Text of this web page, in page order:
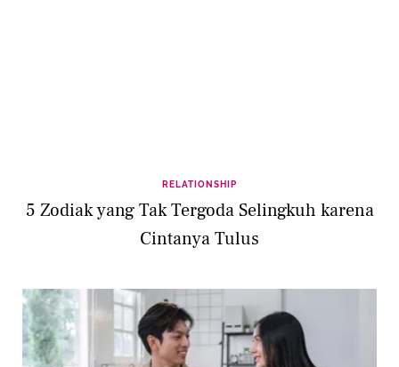
RELATIONSHIP
5 Zodiak yang Tak Tergoda Selingkuh karena
Cintanya Tulus